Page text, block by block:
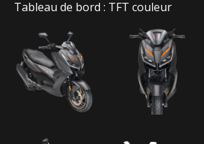
Tableau de bord : TFT couleur